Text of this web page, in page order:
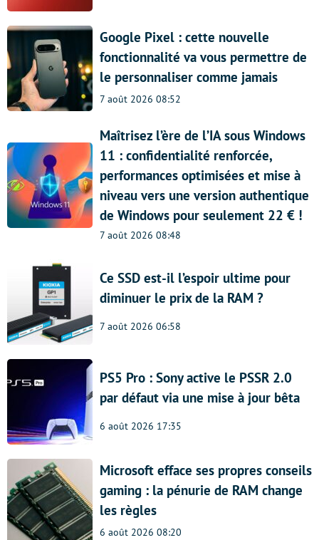
Google Pixel : cette nouvelle
fonctionnalité va vous permettre de
le personnaliser comme jamais
7 août 2026 08:52
Maîtrisez l’ère de l’IA sous Windows
11 : confidentialité renforcée,
performances optimisées et mise à
niveau vers une version authentique
de Windows pour seulement 22 € !
7 août 2026 08:48
Ce SSD est-il l’espoir ultime pour
diminuer le prix de la RAM ?
7 août 2026 06:58
PS5 Pro : Sony active le PSSR 2.0
par défaut via une mise à jour bêta
6 août 2026 17:35
Microsoft efface ses propres conseils
gaming : la pénurie de RAM change
les règles
6 août 2026 08:20